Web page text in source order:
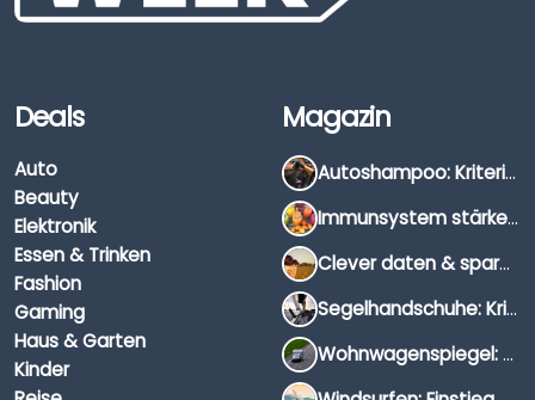
Deals
Auto
Beauty
Elektronik
Essen & Trinken
Fashion
Gaming
Haus & Garten
Kinder
Magazin
Autoshampoo: Kriterien, Unterschiede & Anwendung
Immunsystem stärken: Hausmittel, Vitamine & Wissenswertes
Clever daten & sparen: So findest du die besten Deals für Dates und Unternehmungen
Segelhandschuhe: Kriterien, Materialien & Tipps
Wohnwagenspiegel: Auswahl, Preise & Montage